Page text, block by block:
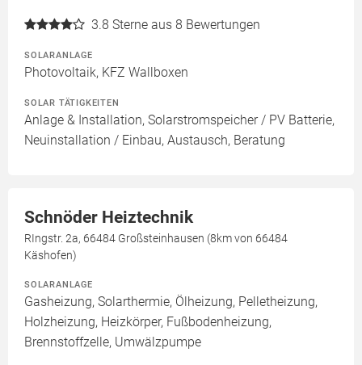
3.8 Sterne aus 8 Bewertungen
SOLARANLAGE
Photovoltaik, KFZ Wallboxen
SOLAR TÄTIGKEITEN
Anlage & Installation, Solarstromspeicher / PV Batterie,
Neuinstallation / Einbau, Austausch, Beratung
Schnöder Heiztechnik
RIngstr. 2a, 66484 Großsteinhausen (8km von 66484
Käshofen)
SOLARANLAGE
Gasheizung, Solarthermie, Ölheizung, Pelletheizung,
Holzheizung, Heizkörper, Fußbodenheizung,
Brennstoffzelle, Umwälzpumpe